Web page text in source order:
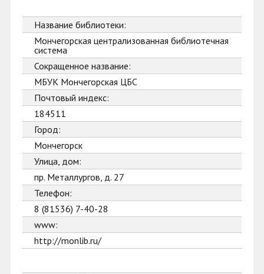
Название библиотеки:
Мончегорская централизованная библиотечная
система
Сокращенное название:
МБУК Мончегорская ЦБС
Почтовый индекс:
184511
Город:
Мончегорск
Улица, дом:
пр. Металлургов, д. 27
Телефон:
8 (81536) 7-40-28
www:
http://monlib.ru/